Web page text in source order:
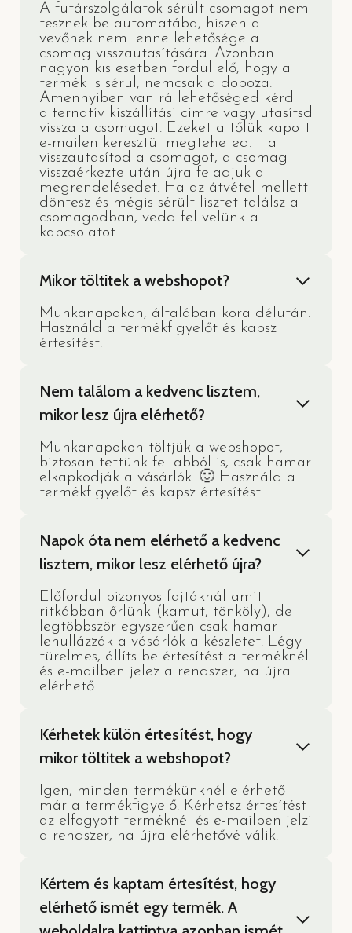
A futárszolgálatok sérült csomagot nem
tesznek be automatába, hiszen a
vevőnek nem lenne lehetősége a
csomag visszautasítására. Azonban
nagyon kis esetben fordul elő, hogy a
termék is sérül, nemcsak a doboza.
Amennyiben van rá lehetőséged kérd
alternatív kiszállítási címre vagy utasítsd
vissza a csomagot. Ezeket a tőlük kapott
e-mailen keresztül megteheted. Ha
visszautasítod a csomagot, a csomag
visszaérkezte után újra feladjuk a
megrendelésedet. Ha az átvétel mellett
döntesz és mégis sérült lisztet találsz a
csomagodban, vedd fel velünk a
kapcsolatot.
Mikor töltitek a webshopot?
Munkanapokon, általában kora délután.
Használd a termékfigyelőt és kapsz
értesítést.
Nem találom a kedvenc lisztem,
mikor lesz újra elérhető?
Munkanapokon töltjük a webshopot,
biztosan tettünk fel abból is, csak hamar
elkapkodják a vásárlók. 🙂 Használd a
termékfigyelőt és kapsz értesítést.
Napok óta nem elérhető a kedvenc
lisztem, mikor lesz elérhető újra?
Előfordul bizonyos fajtáknál amit
ritkábban őrlünk (kamut, tönköly), de
legtöbbször egyszerűen csak hamar
lenullázzák a vásárlók a készletet. Légy
türelmes, állíts be értesítést a terméknél
és e-mailben jelez a rendszer, ha újra
elérhető.
Kérhetek külön értesítést, hogy
mikor töltitek a webshopot?
Igen, minden termékünknél elérhető
már a termékfigyelő. Kérhetsz értesítést
az elfogyott terméknél és e-mailben jelzi
a rendszer, ha újra elérhetővé válik.
Kértem és kaptam értesítést, hogy
elérhető ismét egy termék. A